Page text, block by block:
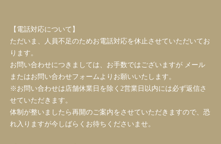
【電話対応について】
ただいま、人員不足のためお電話対応を休止させていただいてお
ります。
お問い合わせにつきましては、お手数ではございますが メール
またはお問い合わせフォームよりお願いいたします。
※お問い合わせは店舗休業日を除く2営業日以内には必ず返信さ
せていただきます。
体制が整いましたら再開のご案内をさせていただきますので、恐
れ入りますが今しばらくお待ちくださいませ。